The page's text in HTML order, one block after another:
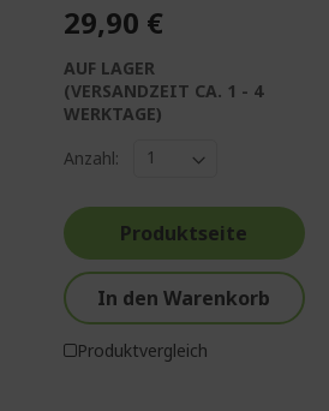
29,90 €
AUF LAGER
(VERSANDZEIT CA. 1 - 4
WERKTAGE)
Anzahl:
Produktseite
In den Warenkorb
Produktvergleich